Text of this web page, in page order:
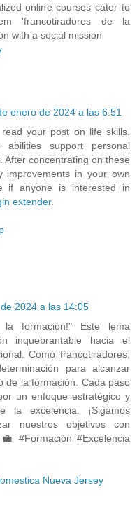
online courses cater to
'francotiradores de la
with a social mission
enero de 2024 a las 6:51
your post on life skills.
support personal
After concentrating on these
improvements in your own
if anyone is interested in
extender.
2024 a las 14:05
la formación!" Este lema
inquebrantable hacia el
Como francotiradores,
para alcanzar
de la formación. Cada paso
un enfoque estratégico y
la excelencia. ¡Sigamos
nuestros objetivos con
#Formación #Excelencia
Nueva Jersey